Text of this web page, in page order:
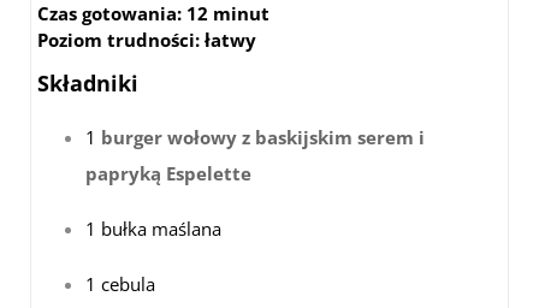
Czas gotowania: 12 minut
Poziom trudności: łatwy
Składniki
1 burger wołowy z baskijskim serem i
papryką Espelette
1 bułka maślana
1 cebula